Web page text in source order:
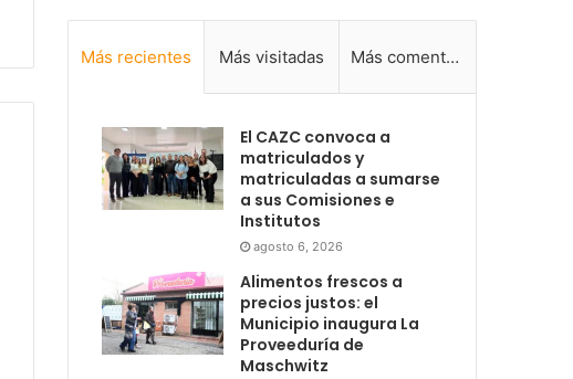
Más recientes Más visitadas Más comentadas
El CAZC convoca a
matriculados y
matriculadas a sumarse
a sus Comisiones e
Institutos
agosto 6, 2026
Alimentos frescos a
precios justos: el
Municipio inaugura La
Proveeduría de
Maschwitz